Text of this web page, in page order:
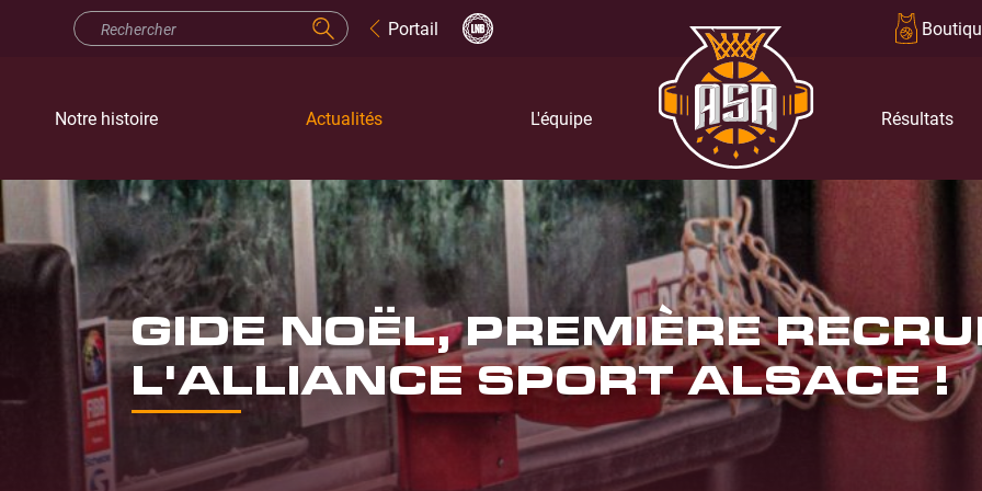
Portail
Notre histoire Actualités L'équipe Résultats
GIDE NOËL, PREMIÈRE
L'ALLIANCE SPORT ALSACE !